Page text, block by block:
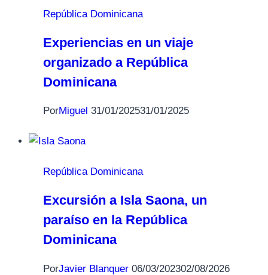
República Dominicana
Experiencias en un viaje
organizado a República
Dominicana
PorMiguel 31/01/202531/01/2025
República Dominicana
Excursión a Isla Saona, un
paraíso en la República
Dominicana
PorJavier Blanquer 06/03/202302/08/2026